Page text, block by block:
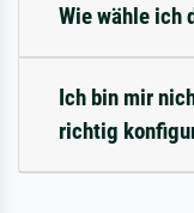
Wie wähle ich
Ich bin mir
richtig